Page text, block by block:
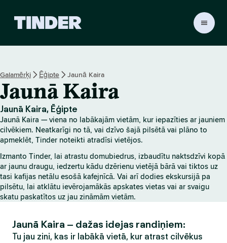
r
s
ā
u
m
l
p
a
Galamērķi Ēģipte Jaunā Kaira
Jaunā Kaira
Jaunā Kaira, Ēģipte
Jaunā Kaira — viena no labākajām vietām, kur iepazīties ar jauniem
cilvēkiem. Neatkarīgi no tā, vai dzīvo šajā pilsētā vai plāno to
apmeklēt, Tinder noteikti atradīsi vietējos.
Izmanto Tinder, lai atrastu domubiedrus, izbaudītu naktsdzīvi kopā
ar jaunu draugu, iedzertu kādu dzērienu vietējā bārā vai tiktos uz
tasi kafijas netālu esošā kafejnīcā. Vai arī dodies ekskursijā pa
pilsētu, lai atklātu ievērojamākās apskates vietas vai ar svaigu
skatu paskatītos uz jau zināmām vietām.
Jaunā Kaira – dažas idejas randiņiem:
Tu jau zini, kas ir labākā vietā, kur atrast cilvēkus